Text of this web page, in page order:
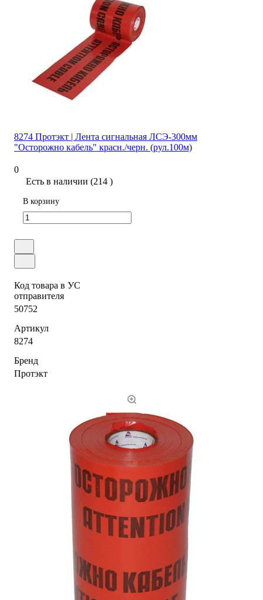
8274 Протэкт | Лента сигнальная ЛСЭ-300мм
"Осторожно кабель" красн./черн. (рул.100м)
0
Есть в наличии (214 )
В корзину
Код товара в УС
отправителя
50752
Артикул
8274
Бренд
Протэкт